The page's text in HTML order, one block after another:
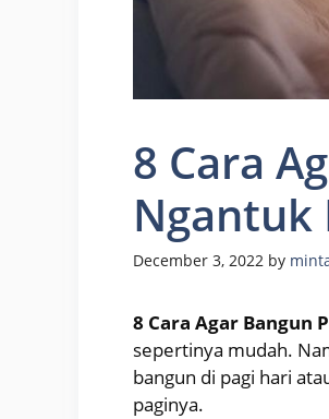
8 Cara
Ngantuk
December 3, 2022 by
8 Cara Agar Bangun
sepertinya mudah.
bangun di pagi hari
paginya.